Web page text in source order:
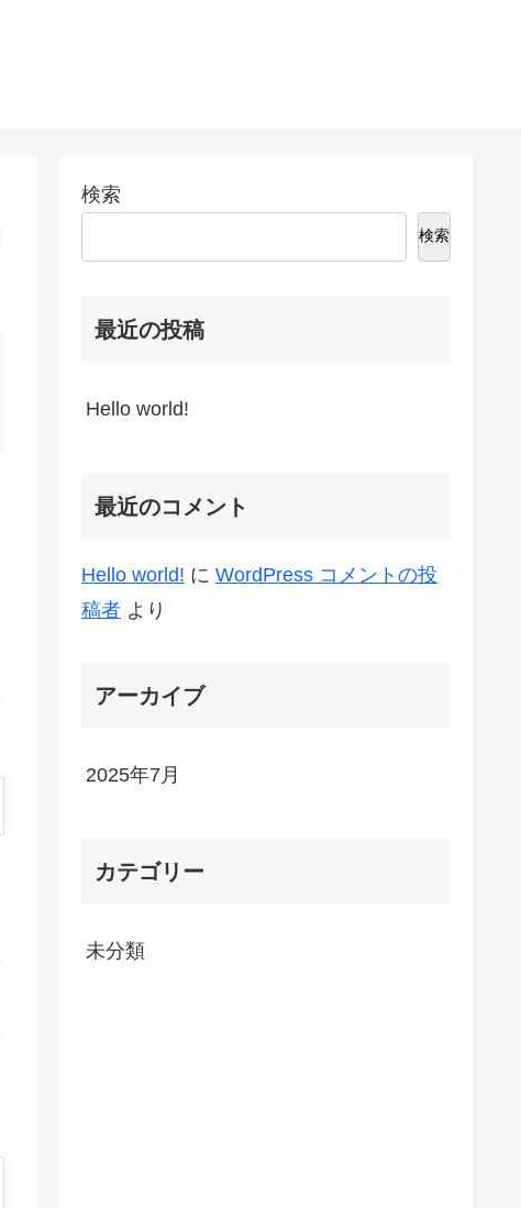
検索
検索
最近の投稿
Hello world!
最近のコメント
Hello world! に WordPress コメントの投
稿者 より
アーカイブ
2025年7月
カテゴリー
未分類